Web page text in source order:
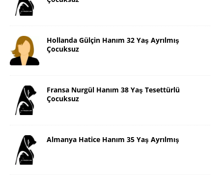
Hollanda Gülçin Hanım 32 Yaş Ayrılmış
Çocuksuz
Fransa Nurgül Hanım 38 Yaş Tesettürlü
Çocuksuz
Almanya Hatice Hanım 35 Yaş Ayrılmış